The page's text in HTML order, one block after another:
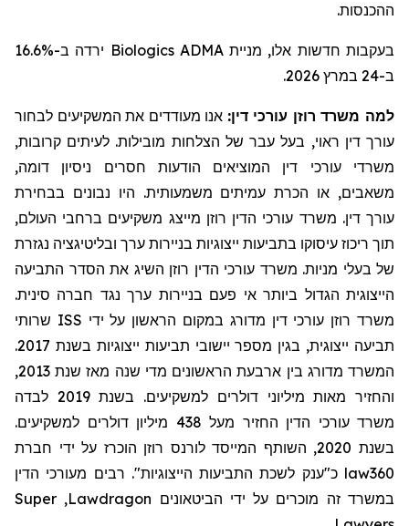
ההכנסות.
בעקבות חדשות אלו, מניית ADMA Biologics
ירדה ב-16.6%
ב-24 במרץ 2026.
למה משרד רוזן עורכי דין: אנו מעודדים את המשקיעים לבחור
עורך דין ראוי, בעל עבר של הצלחות מובילות. לעיתים קרובות,
משרדי עורכי דין המוציאים הודעות חסרים ניסיון דומה,
משאבים, או הכרת עמיתים משמעותית. היו נבונים בבחירת
עורך דין. משרד עורכי הדין רוזן מייצג משקיעים ברחבי העולם,
תוך ריכוז עיסוקו בתביעות ייצוגיות בניירות ערך ובליטיגציה נגזרת
של בעלי מניות. משרד עורכי הדין רוזן השיג את הסדר התביעה
הייצוגית הגדול ביותר אי פעם בניירות ערך נגד חברה סינית.
משרד רוזן עורכי דין מדורג במקום הראשון על ידי ISS שרותי
תביעה ייצוגית, בגין מספר יישובי תביעות ייצוגיות בשנת 2017.
המשרד מדורג בין ארבעת הראשונים מדי שנה מאז שנת 2013,
והחזיר מאות מיליוני דולרים למשקיעים. בשנת 2019 לבדה
משרד עורכי הדין החזיר מעל 438 מיליון דולרים למשקיעים.
בשנת 2020, השותף המייסד לורנס רוזן הוכרז על ידי חברת
law360 כ"ענק לשכת התביעות הייצוגיות". רבים מעורכי הדין
במשרד זה מוכרים על ידי הביטאונים Lawdragon
,
Super